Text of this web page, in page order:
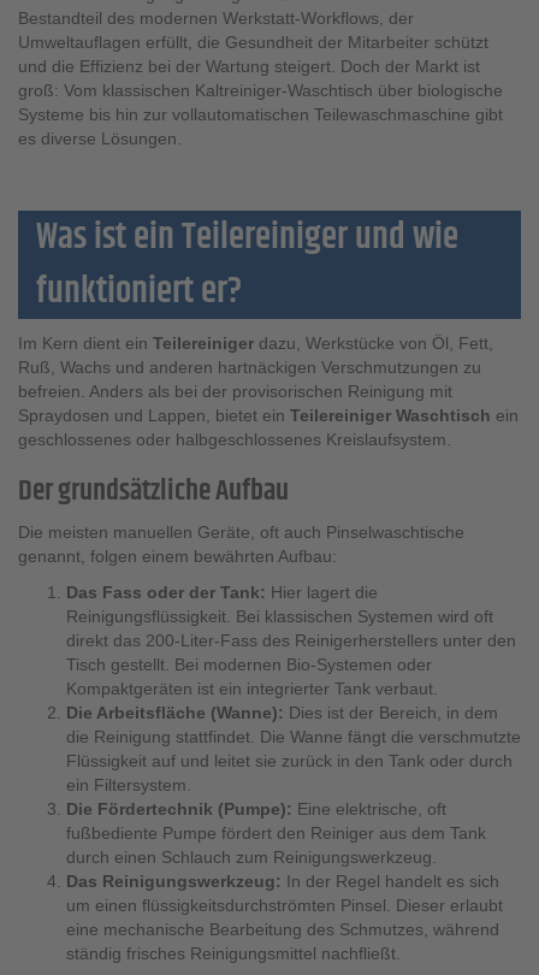
Bestandteil des modernen Werkstatt-Workflows, der
Umweltauflagen erfüllt, die Gesundheit der Mitarbeiter schützt
und die Effizienz bei der Wartung steigert. Doch der Markt ist
groß: Vom klassischen Kaltreiniger-Waschtisch über biologische
Systeme bis hin zur vollautomatischen Teilewaschmaschine gibt
es diverse Lösungen.
Was ist ein Teilereiniger und wie
funktioniert er?
Im Kern dient ein Teilereiniger dazu, Werkstücke von Öl, Fett,
Ruß, Wachs und anderen hartnäckigen Verschmutzungen zu
befreien. Anders als bei der provisorischen Reinigung mit
Spraydosen und Lappen, bietet ein Teilereiniger Waschtisch ein
geschlossenes oder halbgeschlossenes Kreislaufsystem.
Der grundsätzliche Aufbau
Die meisten manuellen Geräte, oft auch Pinselwaschtische
genannt, folgen einem bewährten Aufbau:
Das Fass oder der Tank: Hier lagert die
Reinigungsflüssigkeit. Bei klassischen Systemen wird oft
direkt das 200-Liter-Fass des Reinigerherstellers unter den
Tisch gestellt. Bei modernen Bio-Systemen oder
Kompaktgeräten ist ein integrierter Tank verbaut.
Die Arbeitsfläche (Wanne): Dies ist der Bereich, in dem
die Reinigung stattfindet. Die Wanne fängt die verschmutzte
Flüssigkeit auf und leitet sie zurück in den Tank oder durch
ein Filtersystem.
Die Fördertechnik (Pumpe): Eine elektrische, oft
fußbediente Pumpe fördert den Reiniger aus dem Tank
durch einen Schlauch zum Reinigungswerkzeug.
Das Reinigungswerkzeug: In der Regel handelt es sich
um einen flüssigkeitsdurchströmten Pinsel. Dieser erlaubt
eine mechanische Bearbeitung des Schmutzes, während
ständig frisches Reinigungsmittel nachfließt.